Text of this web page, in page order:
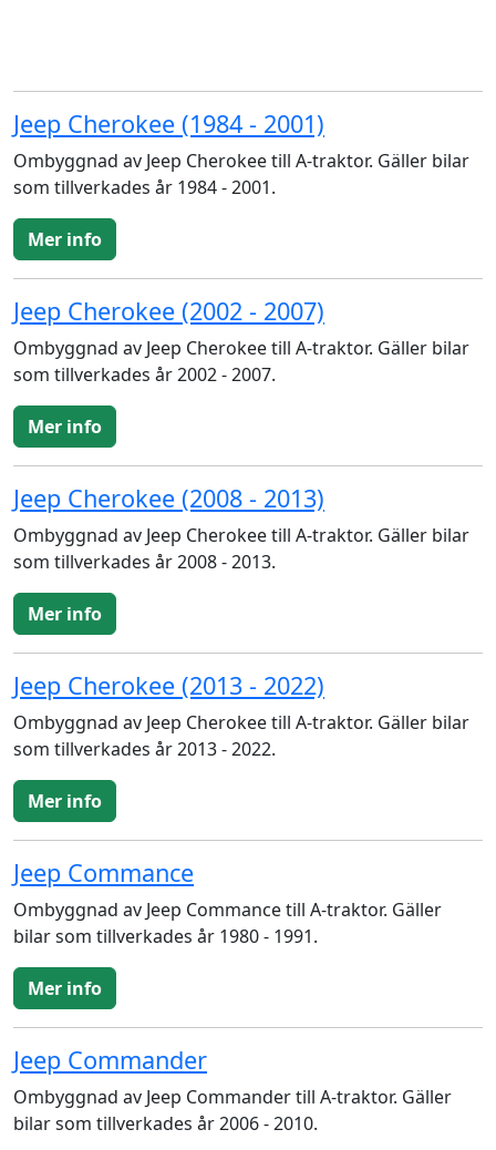
Jeep Cherokee (1984 - 2001)
Ombyggnad av Jeep Cherokee till A-traktor. Gäller bilar
som tillverkades år 1984 - 2001.
Mer info
Jeep Cherokee (2002 - 2007)
Ombyggnad av Jeep Cherokee till A-traktor. Gäller bilar
som tillverkades år 2002 - 2007.
Mer info
Jeep Cherokee (2008 - 2013)
Ombyggnad av Jeep Cherokee till A-traktor. Gäller bilar
som tillverkades år 2008 - 2013.
Mer info
Jeep Cherokee (2013 - 2022)
Ombyggnad av Jeep Cherokee till A-traktor. Gäller bilar
som tillverkades år 2013 - 2022.
Mer info
Jeep Commance
Ombyggnad av Jeep Commance till A-traktor. Gäller
bilar som tillverkades år 1980 - 1991.
Mer info
Jeep Commander
Ombyggnad av Jeep Commander till A-traktor. Gäller
bilar som tillverkades år 2006 - 2010.